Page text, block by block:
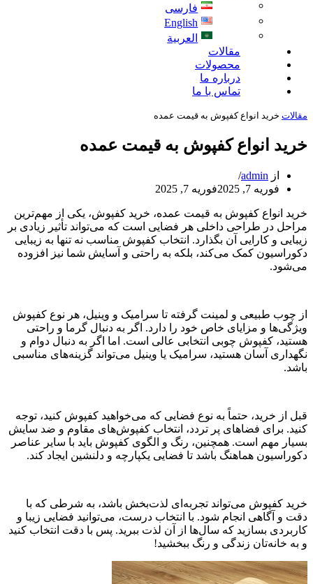
فارسی
English
العربية
مقالات
محصولات
درباره ما
تماس با ما
مقالات خرید انواع کفپوش به قیمت عمده
خرید انواع کفپوش به قیمت عمده
از admin
فوریه 7, 2025
فوریه 7, 2025
خرید انواع کفپوش به قیمت عمده، خرید کفپوش، یکی از مهم‌ترین
مراحل در طراحی داخلی هر فضایی است که می‌تواند تأثیر زیادی بر
زیبایی و کارایی آن بگذارد. انتخاب کفپوش مناسب نه تنها به زیبایی
دکوراسیون کمک می‌کند، بلکه به راحتی و آسایش شما نیز افزوده
می‌شود.
از چوب طبیعی و لمینت گرفته تا سرامیک و وینیل، هر نوع کفپوش
ویژگی‌ها و مزایای خاص خود را دارد. اگر به دنبال گرما و راحتی
هستید، کفپوش چوبی انتخابی عالی است. اما اگر به دنبال دوام و
نگهداری آسان هستید، سرامیک یا وینیل می‌تواند گزینه‌های مناسبی
باشد.
قبل از خرید، حتماً به نوع فضایی که می‌خواهید کفپوش کنید، توجه
کنید. برای فضاهای پر تردد، انتخاب کفپوش‌های مقاوم و ضد سایش
بسیار مهم است. همچنین، رنگ و الگوی کفپوش باید با سایر عناصر
دکوراسیون هماهنگ باشد تا فضایی یکپارچه و دلنشین ایجاد کند.
خرید کفپوش می‌تواند تجربه‌ای لذت‌بخش باشد، به شرطی که با
دقت و آگاهی انجام شود. با انتخاب درست، می‌توانید فضایی زیبا و
کاربردی بسازید که سال‌ها از آن لذت ببرید. پس با دقت انتخاب کنید
و به خانه‌تان زندگی و رنگ ببخشید!